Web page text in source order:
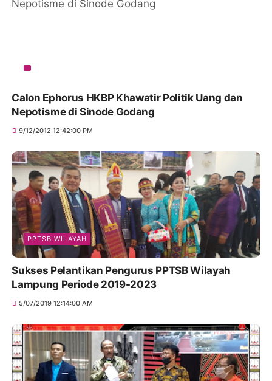
Calon Ephorus HKBP Khawatir Politik Uang dan
Nepotisme di Sinode Godang
9/12/2012 12:42:00 PM
PPTSB WILAYAH
Sukses Pelantikan Pengurus PPTSB Wilayah
Lampung Periode 2019-2023
5/07/2019 12:14:00 AM